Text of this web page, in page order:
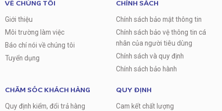
VỀ CHÚNG TÔI
Giới thiệu
Môi trường làm việc
Báo chí nói về chúng tôi
Tuyển dụng
CHÍNH SÁCH
Chính sách bảo mật thông tin
Chính sách bảo vệ thông tin cá
nhân của người tiêu dùng
Chính sách và quy định
Chính sách bảo hành
CHĂM SÓC KHÁCH HÀNG
Quy định kiểm, đổi trả hàng
QUY ĐỊNH
Cam kết chất lượng